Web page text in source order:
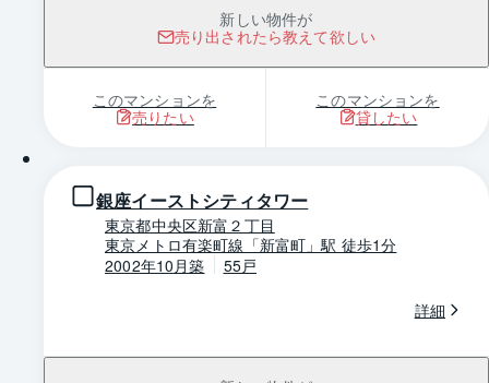
新しい物件が
売り出されたら教えて欲しい
このマンションを
売りたい
このマンションを
貸したい
銀座イーストシティタワー
東京都中央区新富２丁目
東京メトロ有楽町線「新富町」駅 徒歩1分
2002年10月築
55戸
詳細